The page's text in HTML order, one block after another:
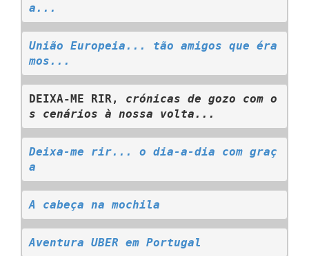
a...
União Europeia... tão amigos que éra
mos...
DEIXA-ME RIR, crónicas de gozo com o
s cenários à nossa volta...
Deixa-me rir... o dia-a-dia com graç
a
A cabeça na mochila
Aventura UBER em Portugal